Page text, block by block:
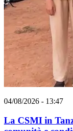
04/08/2026 - 13:47
La CSMI in